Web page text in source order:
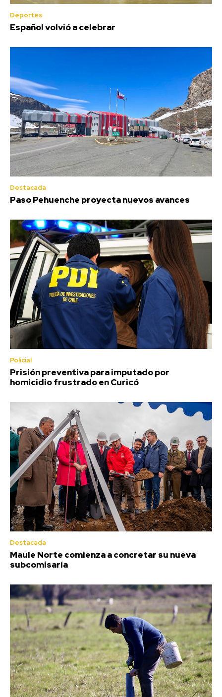
Deportes
Español volvió a celebrar
Destacada
Paso Pehuenche proyecta nuevos avances
Policial
Prisión preventiva para imputado por
homicidio frustrado en Curicó
Destacada
Maule Norte comienza a concretar su nueva
subcomisaría